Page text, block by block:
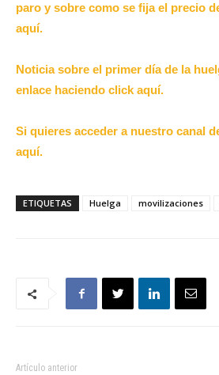
paro y sobre como se fija el precio
aquí.
Noticia sobre el primer día de la
enlace haciendo click aquí.
Si quieres acceder a nuestro canal
aquí.
ETIQUETAS Huelga movilizaciones
Artículo anterior